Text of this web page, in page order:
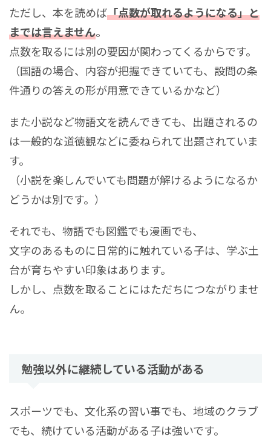
ただし、本を読めば「点数が取れるようになる」と
までは言えません。
点数を取るには別の要因が関わってくるからです。
（国語の場合、内容が把握できていても、設問の条
件通りの答えの形が用意できているかなど）
また小説など物語文を読んできても、出題されるの
は一般的な道徳観などに委ねられて出題されていま
す。
（小説を楽しんでいても問題が解けるようになるか
どうかは別です。）
それでも、物語でも図鑑でも漫画でも、
文字のあるものに日常的に触れている子は、学ぶ土
台が育ちやすい印象はあります。
しかし、点数を取ることにはただちにつながりませ
ん。
勉強以外に継続している活動がある
スポーツでも、文化系の習い事でも、地域のクラブ
でも、続けている活動がある子は強いです。